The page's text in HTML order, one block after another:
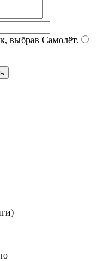
выбрав Самолёт.